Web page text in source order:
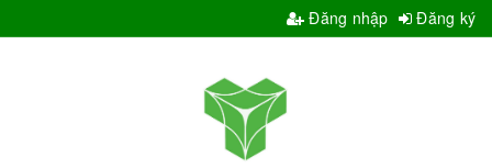
Đăng nhập Đăng ký